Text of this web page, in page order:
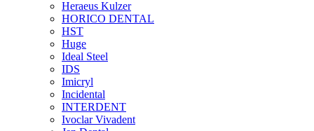
Heraeus Kulzer
HORICO DENTAL
HST
Huge
Ideal Steel
IDS
Imicryl
Incidental
INTERDENT
Ivoclar Vivadent